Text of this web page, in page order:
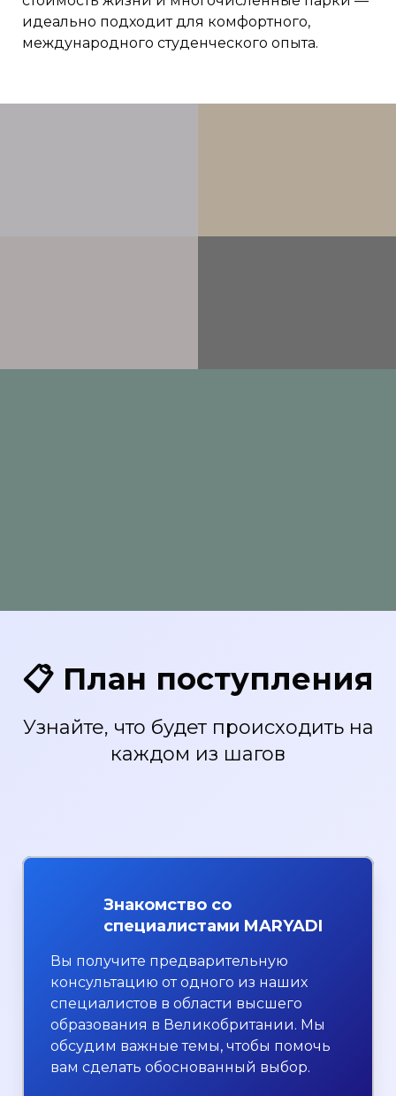
идеально подходит для комфортного,
международного студенческого опыта.
📋 План поступления
Узнайте, что будет происходить на
каждом из шагов
Знакомство со
специалистами MARYADI
Вы получите предварительную
консультацию от одного из наших
специалистов в области высшего
образования в Великобритании. Мы
обсудим важные темы, чтобы помочь
вам сделать обоснованный выбор.